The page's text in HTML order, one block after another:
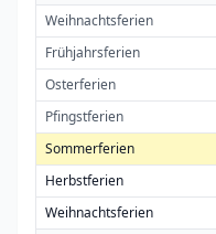
Weihnachtsferien
Frühjahrsferien
Osterferien
Pfingstferien
Sommerferien
Herbstferien
Weihnachtsferien